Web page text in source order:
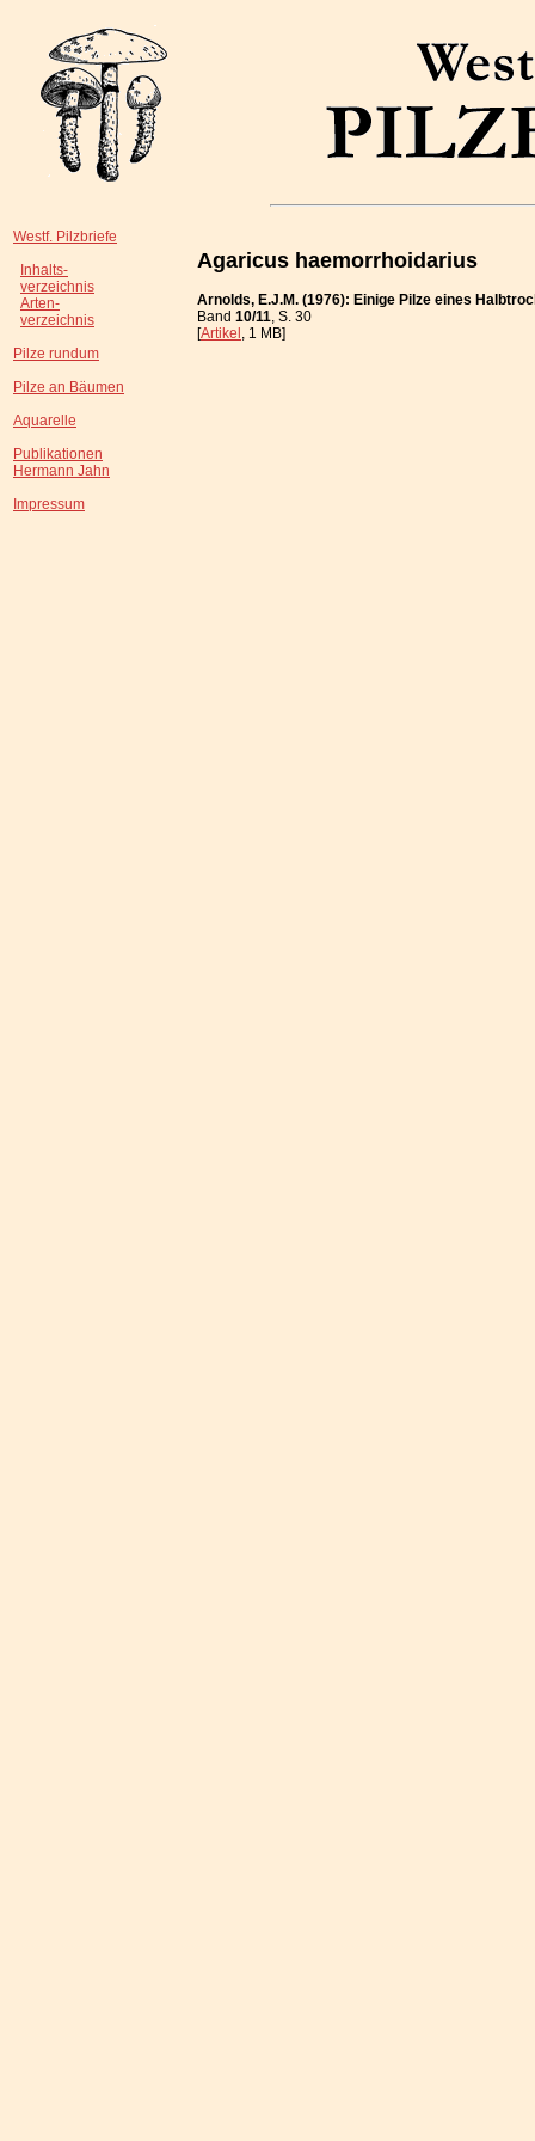
Westf. Pilzbriefe
Inhalts-
verzeichnis
Arten-
verzeichnis
Pilze rundum
Pilze an Bäumen
Aquarelle
Publikationen
Hermann Jahn
Impressum
Agaricus haemorrhoidarius
Arnolds, E.J.M. (1976): Einige Pilze eines
Band 10/11, S. 30
[Artikel, 1 MB]